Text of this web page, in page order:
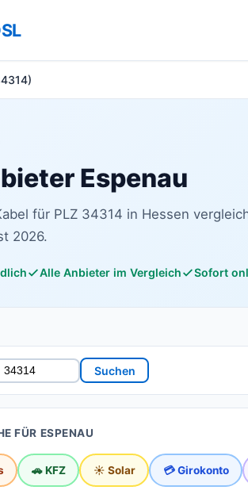
Espenau
für PLZ 34314 in Hessen
2026.
Alle Anbieter im Vergleich Sofort
Suchen
FÜR ESPENAU
🚗 KFZ ☀️ Solar 💳 Girokonto